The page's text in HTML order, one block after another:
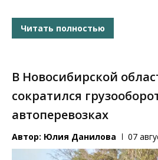
Читать полностью
В Новосибирской
сократился
автоперевозках
Автор: Юлия Данилова 07